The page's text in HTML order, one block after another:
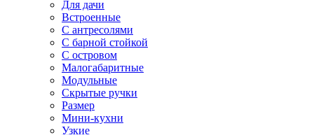
Для дачи
Встроенные
С антресолями
С барной стойкой
С островом
Малогабаритные
Модульные
Скрытые ручки
Размер
Мини-кухни
Узкие